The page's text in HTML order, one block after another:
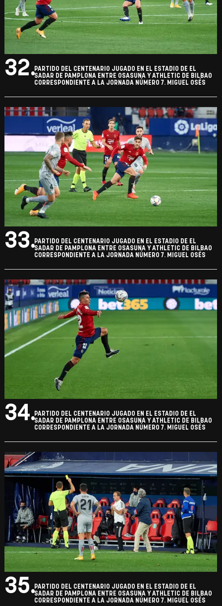
32.PARTIDO DEL CENTENARIO JUGADO EN EL ESTADIO DE EL
SADAR DE PAMPLONA ENTRE OSASUNA Y ATHLETIC DE BILBAO
CORRESPONDIENTE A LA JORNADA NÚMERO 7. MIGUEL OSÉS
33.PARTIDO DEL CENTENARIO JUGADO EN EL ESTADIO DE EL
SADAR DE PAMPLONA ENTRE OSASUNA Y ATHLETIC DE BILBAO
CORRESPONDIENTE A LA JORNADA NÚMERO 7. MIGUEL OSÉS
34.PARTIDO DEL CENTENARIO JUGADO EN EL ESTADIO DE EL
SADAR DE PAMPLONA ENTRE OSASUNA Y ATHLETIC DE BILBAO
CORRESPONDIENTE A LA JORNADA NÚMERO 7. MIGUEL OSÉS
35.PARTIDO DEL CENTENARIO JUGADO EN EL ESTADIO DE EL
SADAR DE PAMPLONA ENTRE OSASUNA Y ATHLETIC DE BILBAO
CORRESPONDIENTE A LA JORNADA NÚMERO 7. MIGUEL OSÉS